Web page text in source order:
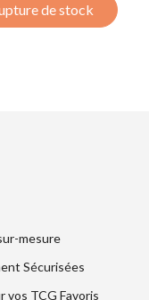
de stock
mesure
Sécurisées
vos TCG Favoris